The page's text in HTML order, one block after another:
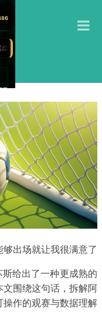
出场就让我很满意了
给出了一种更成熟的
围绕这句话，拆解阿
作的观赛与数据理解